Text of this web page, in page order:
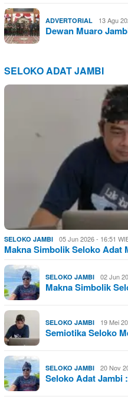
ADVERTORIAL 13 Agu
Dewan Muaro
SELOKO ADAT JAMBI
SELOKO JAMBI 05 Jun 2026 - 16:51
Makna Simbolik Seloko Adat
SELOKO JAMBI 02 Jun
Makna Simbolik
SELOKO JAMBI 19 Mei
Semiotika Seloko
SELOKO JAMBI 20 Nov
Seloko Adat Jambi